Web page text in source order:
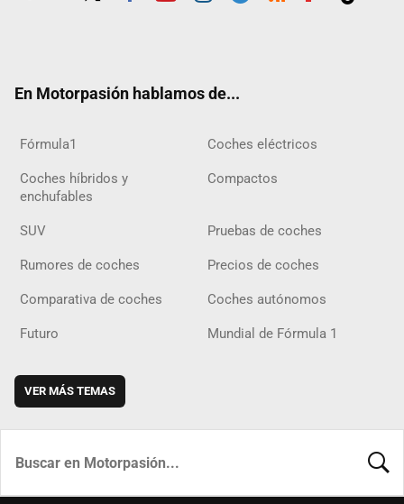
En Motorpasión hablamos de...
Fórmula1 Coches eléctricos
Coches híbridos y
enchufables
Compactos
SUV Pruebas de coches
Rumores de coches Precios de coches
Comparativa de coches Coches autónomos
Futuro Mundial de Fórmula 1
VER MÁS TEMAS